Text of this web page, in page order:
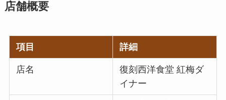
店舗概要
項目 詳細
店名
復刻西洋食堂 紅梅ダ
イナー